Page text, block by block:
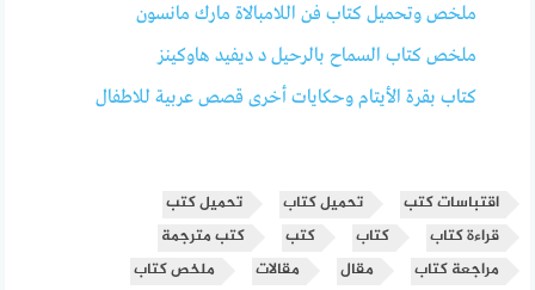
ملخص وتحميل كتاب فن اللامبالاة مارك مانسون
ملخص كتاب السماح بالرحيل د ديفيد هاوكينز
‫كتاب بقرة الأيتام وحكايات أخرى قصص عربية للاطفال
اقتباسات كتب تحميل كتاب
تحميل كتب
قراءة كتاب
كتاب كتب
كتب مترجمة
مراجعة كتاب
مقال مقالات
ملخص كتاب